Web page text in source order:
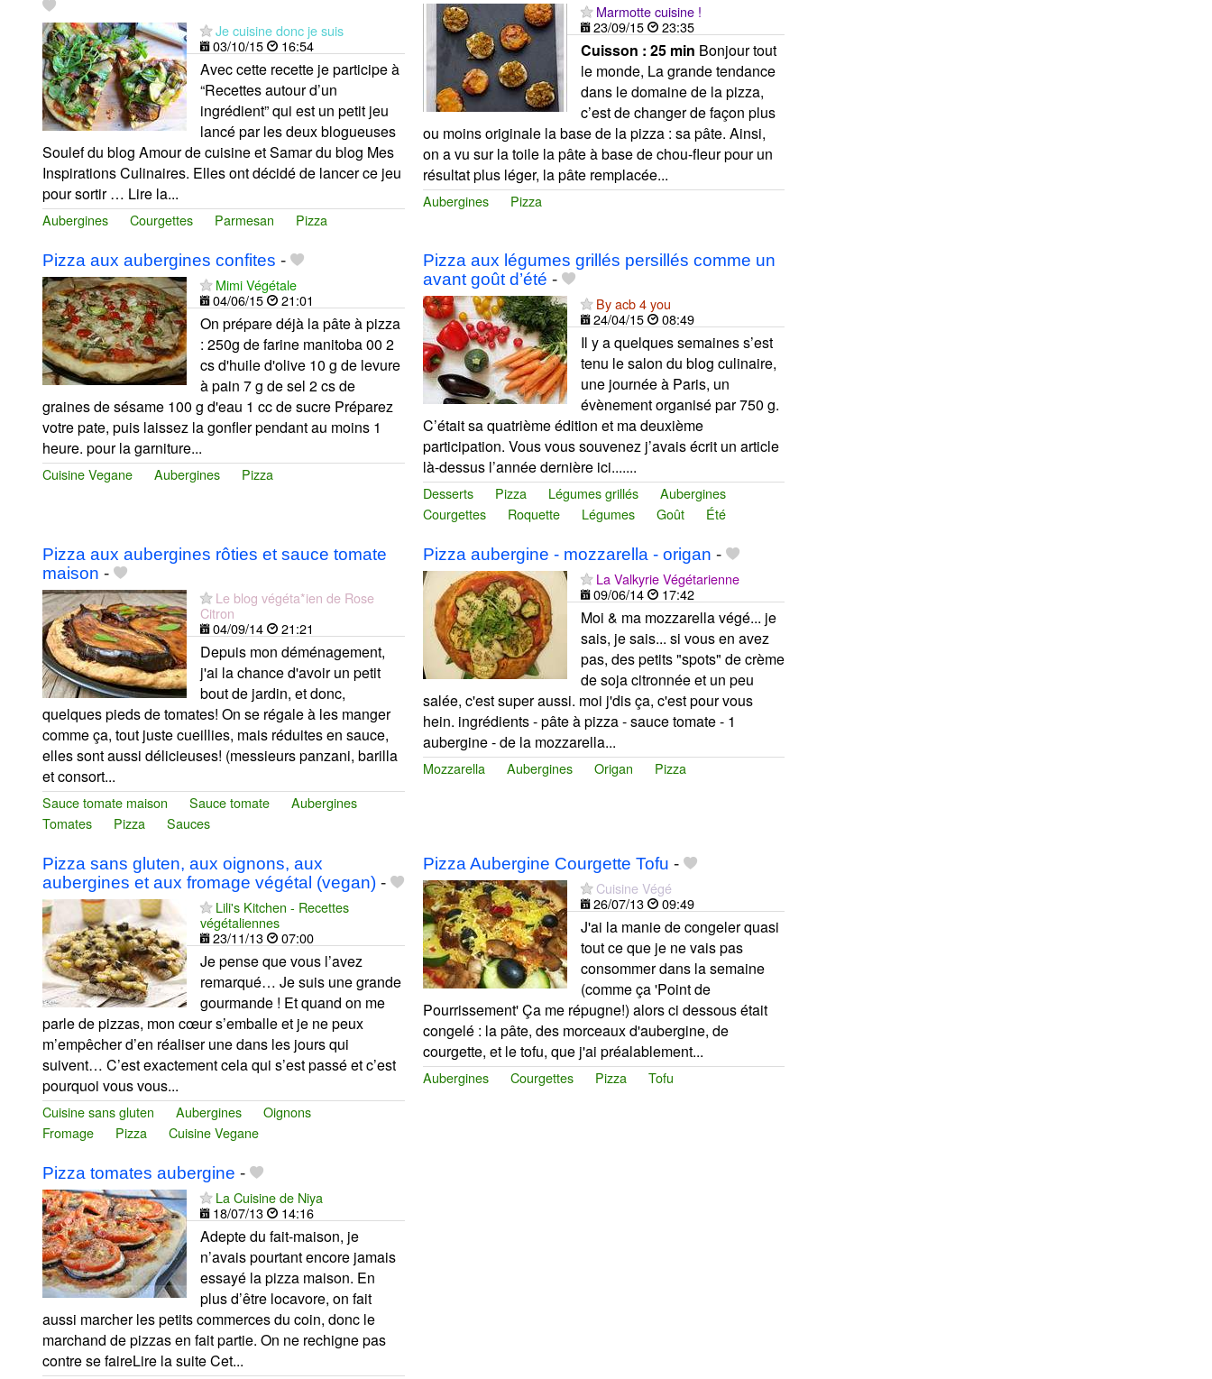
Je cuisine donc je suis
03/10/15
16:54
Avec cette recette je participe à
“Recettes autour d’un
ingrédient” qui est un petit jeu
lancé par les deux blogueuses
Soulef du blog Amour de cuisine et Samar du blog Mes
Inspirations Culinaires. Elles ont décidé de lancer ce jeu
pour sortir … Lire la...
Aubergines Courgettes Parmesan Pizza
Marmotte cuisine !
23/09/15
23:35
Cuisson : 25 min Bonjour tout
le monde, La grande tendance
dans le domaine de la pizza,
c’est de changer de façon plus
ou moins originale la base de la pizza : sa pâte. Ainsi,
on a vu sur la toile la pâte à base de chou-fleur pour un
résultat plus léger, la pâte remplacée...
Aubergines Pizza
Pizza aux aubergines confites -
Mimi Végétale
04/06/15
21:01
On prépare déjà la pâte à pizza
: 250g de farine manitoba 00 2
cs d'huile d'olive 10 g de levure
à pain 7 g de sel 2 cs de
graines de sésame 100 g d'eau 1 cc de sucre Préparez
votre pate, puis laissez la gonfler pendant au moins 1
heure. pour la garniture...
Cuisine Vegane Aubergines Pizza
Pizza aux légumes grillés persillés comme un
avant goût d’été -
By acb 4 you
24/04/15
08:49
Il y a quelques semaines s’est
tenu le salon du blog culinaire,
une journée à Paris, un
évènement organisé par 750 g.
C’était sa quatrième édition et ma deuxième
participation. Vous vous souvenez j’avais écrit un article
là-dessus l’année dernière ici.......
Desserts Pizza Légumes grillés
Aubergines
Courgettes
Roquette Légumes Goût Été
Pizza aux aubergines rôties et sauce tomate
maison -
Le blog végéta*ien de Rose
Citron
04/09/14
21:21
Depuis mon déménagement,
j'ai la chance d'avoir un petit
bout de jardin, et donc,
quelques pieds de tomates! On se régale à les manger
comme ça, tout juste cueillies, mais réduites en sauce,
elles sont aussi délicieuses! (messieurs panzani, barilla
et consort...
Sauce tomate maison Sauce tomate
Aubergines
Tomates
Pizza Sauces
Pizza aubergine - mozzarella - origan -
La Valkyrie Végétarienne
09/06/14
17:42
Moi & ma mozzarella végé... je
sais, je sais... si vous en avez
pas, des petits "spots" de crème
de soja citronnée et un peu
salée, c'est super aussi. moi j'dis ça, c'est pour vous
hein. ingrédients - pâte à pizza - sauce tomate - 1
aubergine - de la mozzarella...
Mozzarella Aubergines Origan Pizza
Pizza sans gluten, aux oignons, aux
aubergines et aux fromage végétal (vegan) -
Lili's Kitchen - Recettes
végétaliennes
23/11/13
07:00
Je pense que vous l’avez
remarqué… Je suis une grande
gourmande ! Et quand on me
parle de pizzas, mon cœur s’emballe et je ne peux
m’empêcher d’en réaliser une dans les jours qui
suivent… C’est exactement cela qui s’est passé et c’est
pourquoi vous vous...
Cuisine sans gluten Aubergines
Oignons
Fromage
Pizza Cuisine Vegane
Pizza Aubergine Courgette Tofu -
Cuisine Végé
26/07/13
09:49
J'ai la manie de congeler quasi
tout ce que je ne vais pas
consommer dans la semaine
(comme ça 'Point de
Pourrissement' Ça me répugne!) alors ci dessous était
congelé : la pâte, des morceaux d'aubergine, de
courgette, et le tofu, que j'ai préalablement...
Aubergines Courgettes Pizza Tofu
Pizza tomates aubergine -
La Cuisine de Niya
18/07/13
14:16
Adepte du fait-maison, je
n’avais pourtant encore jamais
essayé la pizza maison. En
plus d’être locavore, on fait
aussi marcher les petits commerces du coin, donc le
marchand de pizzas en fait partie. On ne rechigne pas
contre se faireLire la suite Cet...